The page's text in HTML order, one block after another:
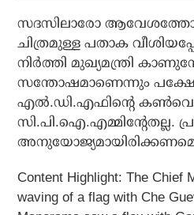
സദസിലാരോ
ചിത്രമുള്ള പതാക
നിര്‍ത്തി മുഖ്യമന്ത്രി
സന്തോഷമാണെന്നും
എല്‍.ഡി.എഫിന്റെ
സി.പി.ഐ.എമ്മിന്റേതല്ല.
Content Highlight:The Chief
waving of a flag with Che